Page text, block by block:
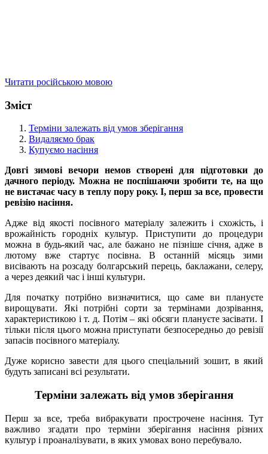
Читати російською мовою
Зміст
Терміни залежать від умов зберігання
Видаляємо брак
Купуємо насіння
Довгі зимові вечори немов створені для підготовки до
дачного періоду. Можна не поспішаючи зробити те, на що
не вистачає часу в теплу пору року. І, перш за все, провести
ревізію насіння.
Адже від якості посівного матеріалу залежить і схожість, і
врожайність городніх культур. Приступити до процедури
можна в будь-який час, але бажано не пізніше січня, адже в
лютому вже стартує посівна. В останній місяць зими
висівають на розсаду болгарський перець, баклажани, селеру,
а через деякий час і інші культури.
Для початку потрібно визначитися, що саме ви плануєте
вирощувати. Які потрібні сорти за термінами дозрівання,
характеристикою і т. д. Потім – які обсяги плануєте засівати. І
тільки після цього можна приступати безпосередньо до ревізії
запасів посівного матеріалу.
Дуже корисно завести для цього спеціальний зошит, в який
будуть записані всі результати.
Терміни залежать від умов зберігання
Перш за все, треба вибракувати прострочене насіння. Тут
важливо згадати про терміни зберігання насіння різних
культур і проаналізувати, в яких умовах воно перебувало.